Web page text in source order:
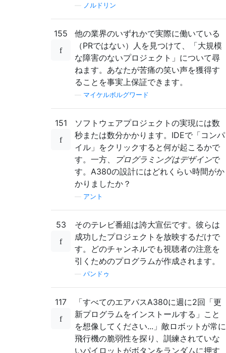
ノルドリン
155
他の業界のいずれかで実際に働いている
（PRではない）人を見つけて、「大規模
な障害のないプロジェクト」について尋
ねます。あなたが苦痛の笑い声を獲得す
ることを事実上保証できます。
マイケルボルグワード
151
ソフトウェアプロジェクトの実現には数
秒または数分かかります。IDEで「コンパ
イル」をクリックすると何が起こるかで
す。一方、
プログラミングはデザインで
す。A380の設計にはどれくらい時間がか
かりましたか？
アント
53
そのテレビ番組は誇大宣伝です。彼らは
成功したプロジェクトを放映するだけで
す。どのチャンネルでも視聴者の注意を
引くためのプログラムが作成されます。
パンドゥ
117
「すべてのエアバスA380に週に2回「更
新プログラムをインストールする」こと
を想像してください...」敵ロボットが常に
飛行機の脆弱性を探り、訓練されていな
いパイロットがボタンをランダムに押す